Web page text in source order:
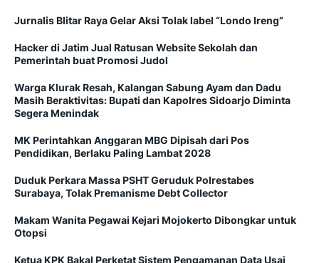
Jurnalis Blitar Raya Gelar Aksi Tolak label “Londo Ireng”
Hacker di Jatim Jual Ratusan Website Sekolah dan
Pemerintah buat Promosi Judol
Warga Klurak Resah, Kalangan Sabung Ayam dan Dadu
Masih Beraktivitas: Bupati dan Kapolres Sidoarjo Diminta
Segera Menindak
MK Perintahkan Anggaran MBG Dipisah dari Pos
Pendidikan, Berlaku Paling Lambat 2028
Duduk Perkara Massa PSHT Geruduk Polrestabes
Surabaya, Tolak Premanisme Debt Collector
Makam Wanita Pegawai Kejari Mojokerto Dibongkar untuk
Otopsi
Ketua KPK Bakal Perketat Sistem Pengamanan Data Usai